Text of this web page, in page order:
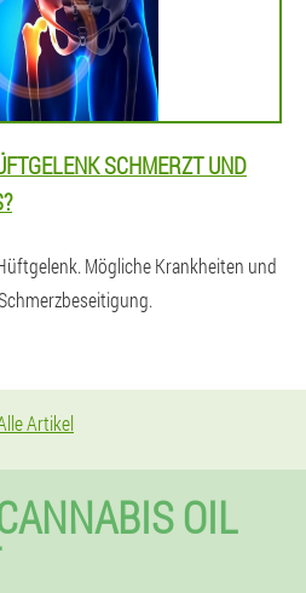
SCHMERZT UND
Mögliche Krankheiten und
Artikel
OIL